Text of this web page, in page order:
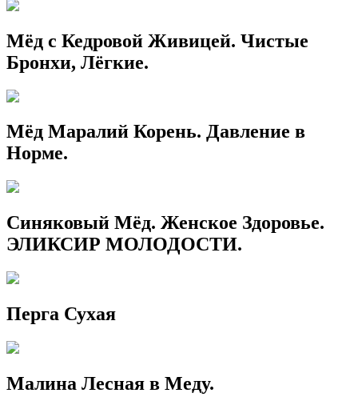
Мёд с Кедровой Живицей. Чистые
Бронхи, Лёгкие.
Мёд Маралий Корень. Давление в
Норме.
Синяковый Мёд. Женское Здоровье.
ЭЛИКСИР МОЛОДОСТИ.
Перга Сухая
Малина Лесная в Меду.